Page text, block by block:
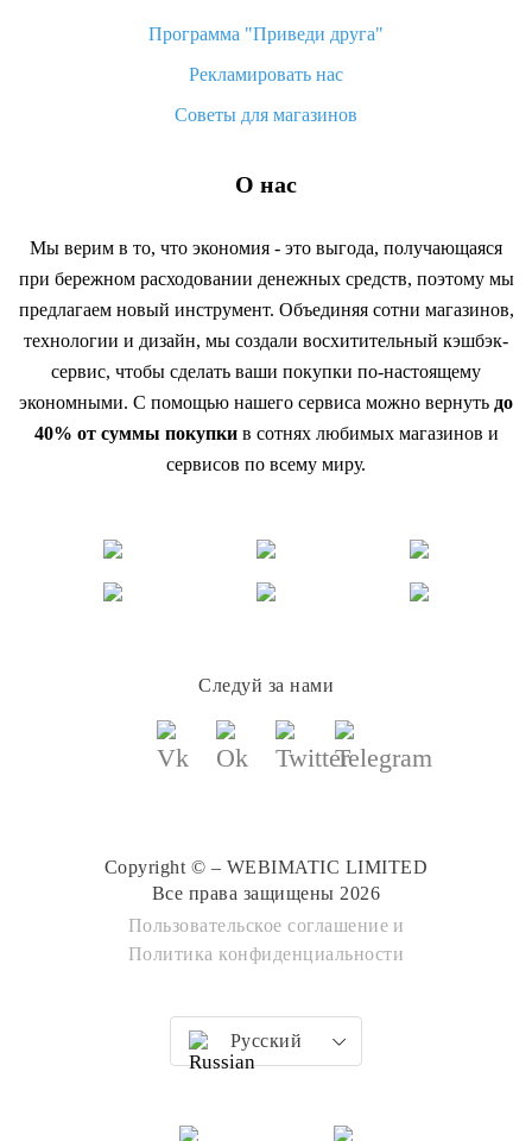
Программа "Приведи друга"
Рекламировать нас
Советы для магазинов
О нас
Мы верим в то, что экономия - это выгода, получающаяся
при бережном расходовании денежных средств, поэтому мы
предлагаем новый инструмент. Объединяя сотни магазинов,
технологии и дизайн, мы создали восхитительный кэшбэк-
сервис, чтобы сделать ваши покупки по-настоящему
экономными. С помощью нашего сервиса можно вернуть до
40% от суммы покупкив сотнях любимых магазинов и
сервисов по всему миру.
Следуй за нами
Copyright © – WEBIMATIC LIMITED
Все права защищены 2026
Пользовательское соглашение и
Политика конфиденциальности
Русский